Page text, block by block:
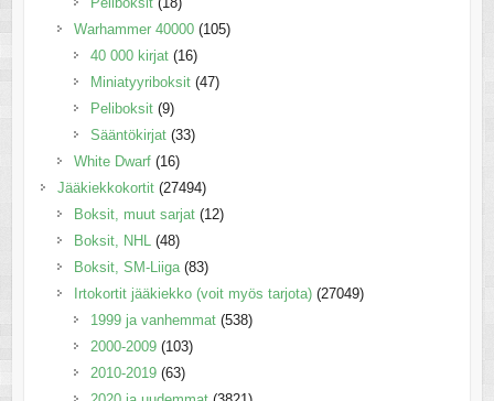
Warhammer 40000 (105)
40 000 kirjat (16)
Miniatyyriboksit (47)
Peliboksit (9)
Sääntökirjat (33)
White Dwarf (16)
Jääkiekkokortit (27494)
Boksit, muut sarjat (12)
Boksit, NHL (48)
Boksit, SM-Liiga (83)
Irtokortit jääkiekko (voit myös tarjota) (27049)
1999 ja vanhemmat (538)
2000-2009 (103)
2010-2019 (63)